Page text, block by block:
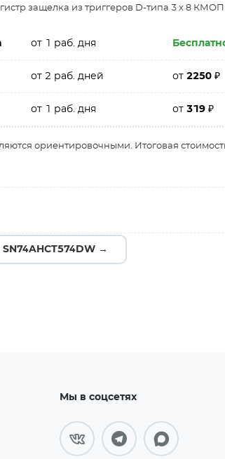
защелка из триггеров D-типа 3 x 8 КМОП
от 1 раб. дня
от 2 раб. дней от2250₽
от 1 раб. дня от319₽
ориентировочными. Итоговая
SN74AHCT574DW →
Мы в соцсетях